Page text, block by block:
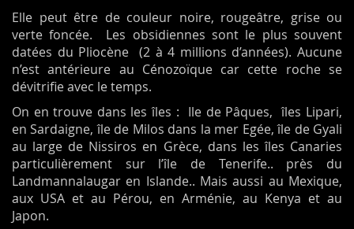
Elle peut être de couleur noire, rougeâtre, grise ou
verte foncée. Les obsidiennes sont le plus souvent
datées du Pliocène (2 à 4 millions d’années). Aucune
n’est antérieure au Cénozoïque car cette roche se
dévitrifie avec le temps.
On en trouve dans les îles : Ile de Pâques, îles Lipari,
en Sardaigne, île de Milos dans la mer Egée, île de Gyali
au large de Nissiros en Grèce, dans les îles Canaries
particulièrement sur l’île de Tenerife.. près du
Landmannalaugar en Islande.. Mais aussi au Mexique,
aux USA et au Pérou, en Arménie, au Kenya et au
Japon.